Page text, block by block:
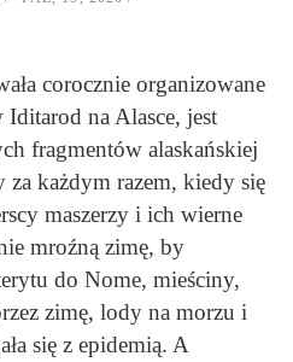
corocznie organizowane
na Alasce, jest
fragmentów alaskańskiej
za każdym razem, kiedy się
maszerzy i ich wierne
mroźną zimę, by
do Nome, mieściny,
zimę, lody na morzu i
się z epidemią. A